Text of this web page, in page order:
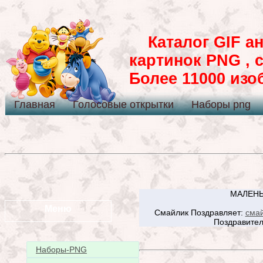
Каталог GIF
картинок PNG ,
Более 11000
Главная Голосовые открытки Наборы png
Наборы-PNG
Смайлик Поздравляет: